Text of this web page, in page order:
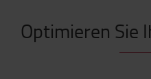
Optimieren Sie